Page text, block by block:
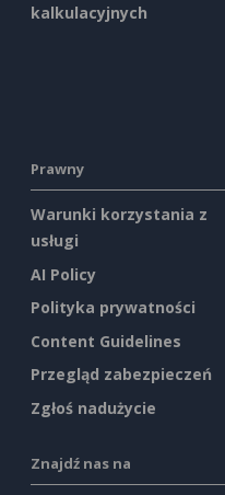
kalkulacyjnych
Prawny
Warunki korzystania z
usługi
AI Policy
Polityka prywatności
Content Guidelines
Przegląd zabezpieczeń
Zgłoś nadużycie
Znajdź nas na